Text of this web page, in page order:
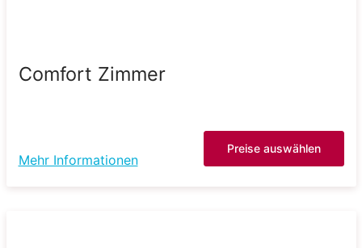
Comfort Zimmer
Mehr Informationen
Preise auswählen